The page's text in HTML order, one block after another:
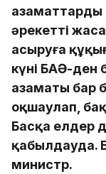
азаматтарды
әрекетті
асыруға
күні БАӘ-ден
азаматы бар
оқшаулап,
Басқа елдер
қабылдауда.
министр.